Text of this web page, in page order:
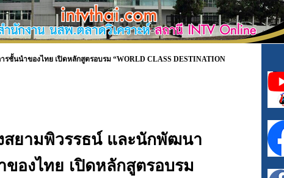
ชั้นนำของไทย เปิดหลักสูตรอบรม “WORLD CLASS DESTINATION
สยามพิวรรธน์ และนักพัฒนา
ของไทย เปิดหลักสูตรอบรม